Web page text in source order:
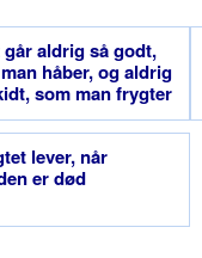
går aldrig så godt,
håber, og aldrig
som man frygter
lever, når
er død